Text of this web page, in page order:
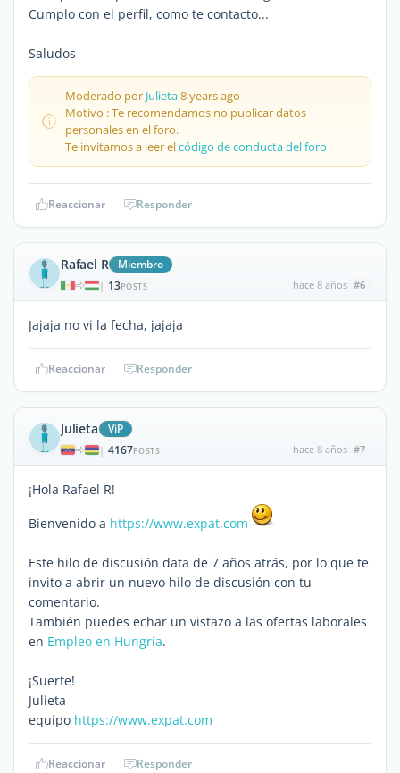
Cumplo con el perfil, como te contacto...
Saludos
Moderado por Julieta8 years ago
Motivo : Te recomendamos no publicar datos
personales en el foro.
Te invitamos a leer elcódigo de conducta del foro
Reaccionar Responder
Rafael R Miembro
| 13POSTS hace 8 años #6
Jajaja no vi la fecha, jajaja
Reaccionar Responder
Julieta ViP
| 4167POSTS hace 8 años #7
¡Hola Rafael R!
Bienvenido a https://www.expat.com
Este hilo de discusión data de 7 años atrás, por lo que te
invito a abrir un nuevo hilo de discusión con tu
comentario.
También puedes echar un vistazo a las ofertas laborales
en Empleo en Hungría.
¡Suerte!
Julieta
equipo https://www.expat.com
Reaccionar Responder